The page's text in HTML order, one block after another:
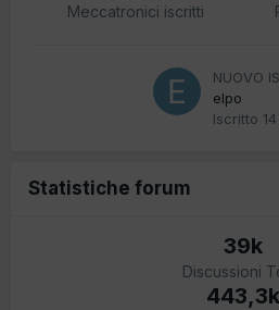
Meccatronici iscritti
NUOVO
elpo
Iscritto
Statistiche forum
39k
Discussioni
443,3k